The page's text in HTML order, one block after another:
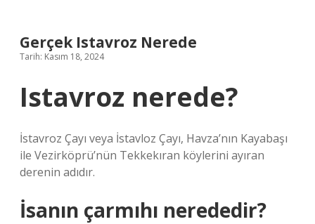
Gerçek Istavroz Nerede
Tarih: Kasım 18, 2024
Istavroz nerede?
İstavroz Çayı veya İstavloz Çayı, Havza’nın Kayabaşı
ile Vezirköprü’nün Tekkekıran köylerini ayıran
derenin adıdır.
İsanın çarmıhı nerededir?